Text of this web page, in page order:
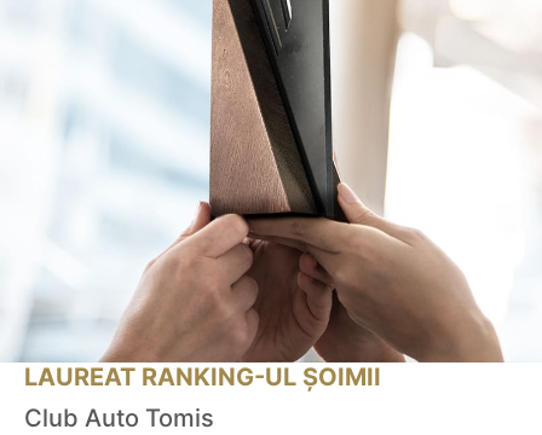
LAUREAT RANKING-UL ȘOIMII
Club Auto Tomis